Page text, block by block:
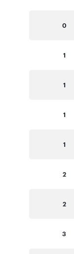
0
1
1
1
1
2
2
3